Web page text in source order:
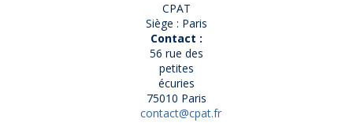
CPAT
Siège : Paris
Contact :
56 rue des
petites
écuries
75010 Paris
contact@cpat.fr